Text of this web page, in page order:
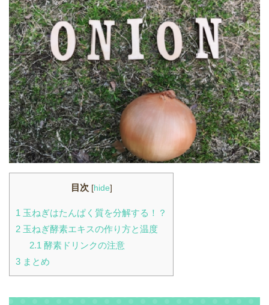
目次 [hide]
1 玉ねぎはたんぱく質を分解する！？
2 玉ねぎ酵素エキスの作り方と温度
2.1酵素ドリンクの注意
3 まとめ